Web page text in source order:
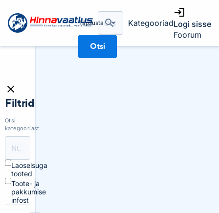
Täpsusta
Otsi
KategooriadLogi sisse
Foorum
Filtrid
Otsi
kategooriast
Laoseisuga
tooted
Toote- ja
pakkumise
infost